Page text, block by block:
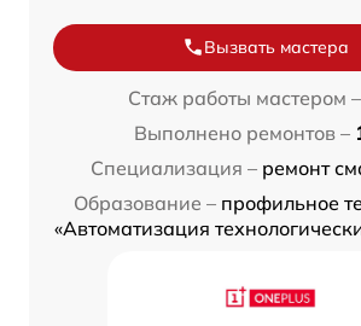
Вызвать мастера
Стаж работы мастером –
Выполнено ремонтов –
Специализация – ремонт
Образование – профильное
«Автоматизация